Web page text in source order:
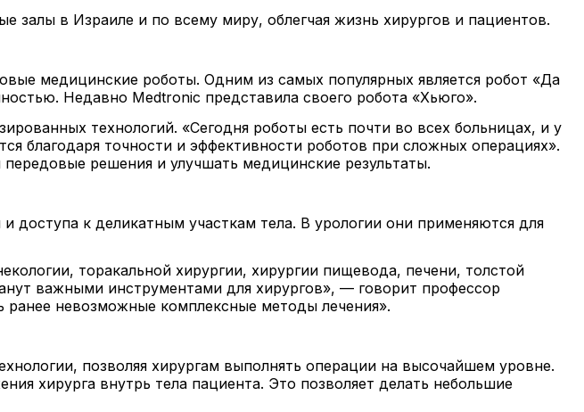
залы в Израиле и по всему миру, облегчая жизнь хирургов и пациентов.
медицинские роботы. Одним из самых популярных является робот «Да
Недавно Medtronic представила своего робота «Хьюго».
технологий. «Сегодня роботы есть почти во всех больницах, и у
благодаря точности и эффективности роботов при сложных операциях».
решения и улучшать медицинские результаты.
доступа к деликатным участкам тела. В урологии они применяются для
торакальной хирургии, хирургии пищевода, печени, толстой
важными инструментами для хирургов», — говорит профессор
ранее невозможные комплексные методы лечения».
позволяя хирургам выполнять операции на высочайшем уровне.
хирурга внутрь тела пациента. Это позволяет делать небольшие